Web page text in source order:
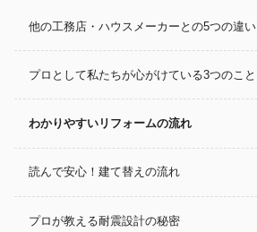
他の工務店・ハウスメーカーとの5つの違い
プロとして私たちが心がけている3つのこと
わかりやすいリフォームの流れ
読んで安心！建て替えの流れ
プロが教える耐震設計の秘密